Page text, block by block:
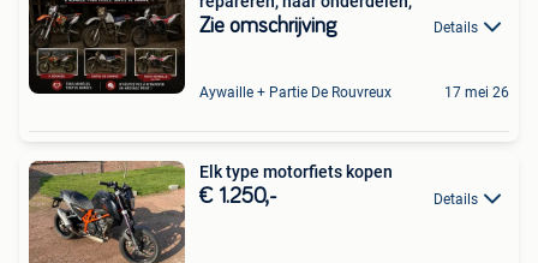
Zie omschrijving Details
Aywaille + Partie De Rouvreux 17 mei 26
Elk type motorfiets kopen
€ 1.250,- Details